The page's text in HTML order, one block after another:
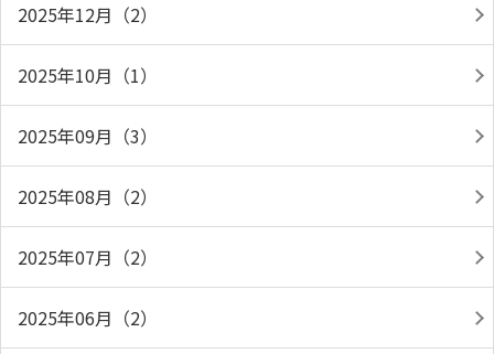
2025年12月（2）
2025年10月（1）
2025年09月（3）
2025年08月（2）
2025年07月（2）
2025年06月（2）